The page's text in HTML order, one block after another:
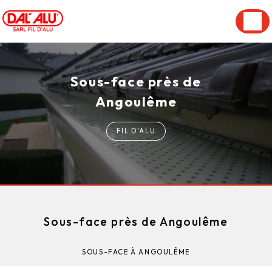
Sous-face près de
Angoulême
FIL D'ALU
Sous-face près de Angoulême
SOUS-FACE À ANGOULÊME